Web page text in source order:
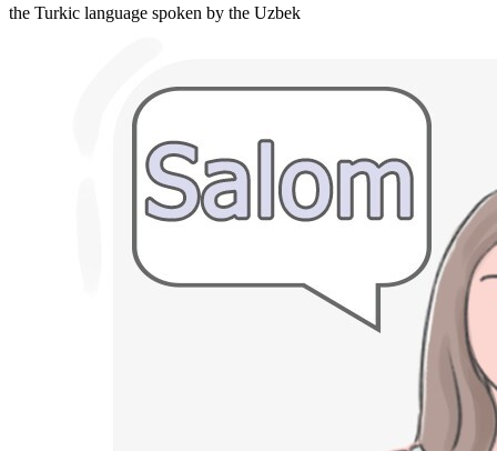
the Turkic language spoken by the Uzbek